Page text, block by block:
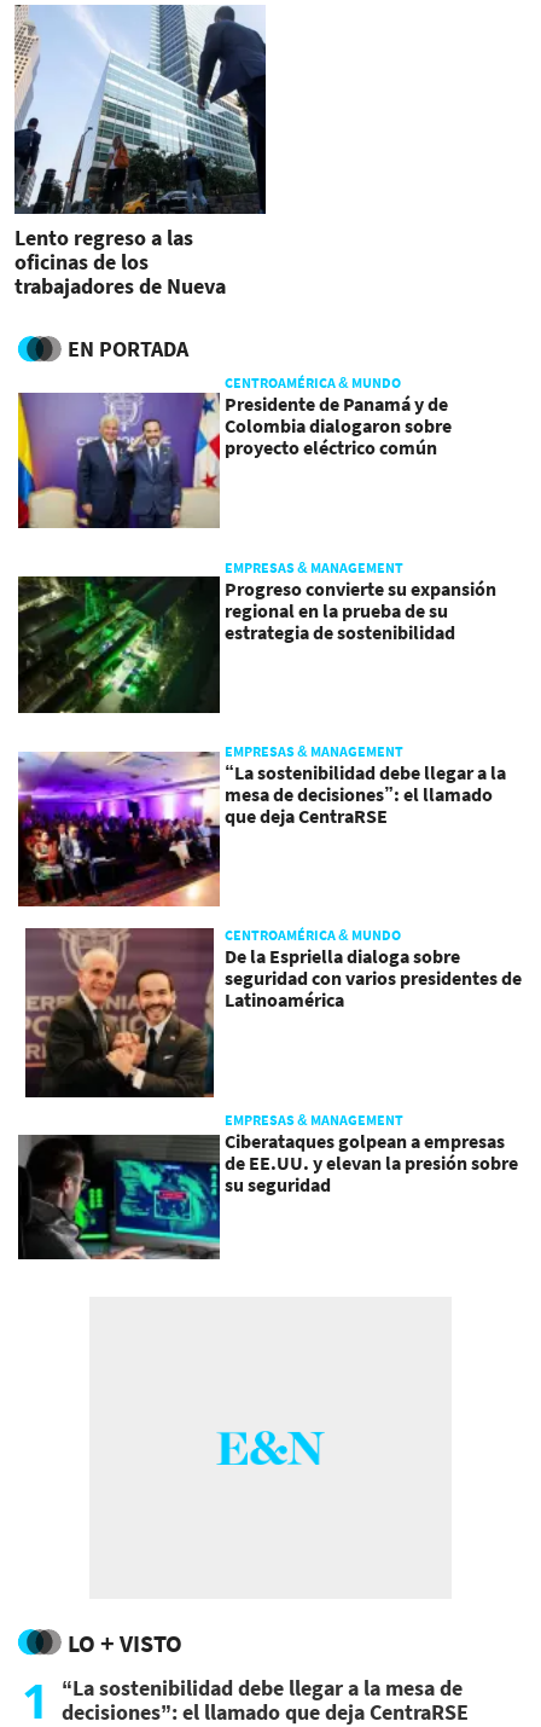
Lento regreso a las
oficinas de los
trabajadores de Nueva
EN PORTADA
CENTROAMÉRICA & MUNDO
Presidente de Panamá y de
Colombia dialogaron sobre
proyecto eléctrico común
EMPRESAS & MANAGEMENT
Progreso convierte su expansión
regional en la prueba de su
estrategia de sostenibilidad
EMPRESAS & MANAGEMENT
“La sostenibilidad debe llegar a la
mesa de decisiones”: el llamado
que deja CentraRSE
CENTROAMÉRICA & MUNDO
De la Espriella dialoga sobre
seguridad con varios presidentes de
Latinoamérica
EMPRESAS & MANAGEMENT
Ciberataques golpean a empresas
de EE.UU. y elevan la presión sobre
su seguridad
LO + VISTO
1
“La sostenibilidad debe llegar a la mesa de
decisiones”: el llamado que deja CentraRSE